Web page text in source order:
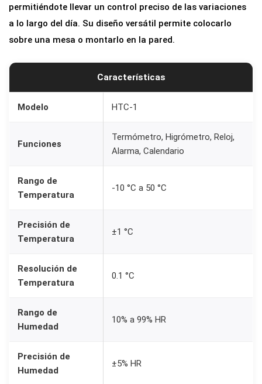
permitiéndote llevar un control preciso de las variaciones
a lo largo del día. Su diseño versátil permite colocarlo
sobre una mesa o montarlo en la pared.
Características
Modelo HTC-1
Funciones
Termómetro, Higrómetro, Reloj,
Alarma, Calendario
Rango de
Temperatura
-10 °C a 50 °C
Precisión de
Temperatura
±1 °C
Resolución de
Temperatura
0.1 °C
Rango de
Humedad
10% a 99% HR
Precisión de
Humedad
±5% HR